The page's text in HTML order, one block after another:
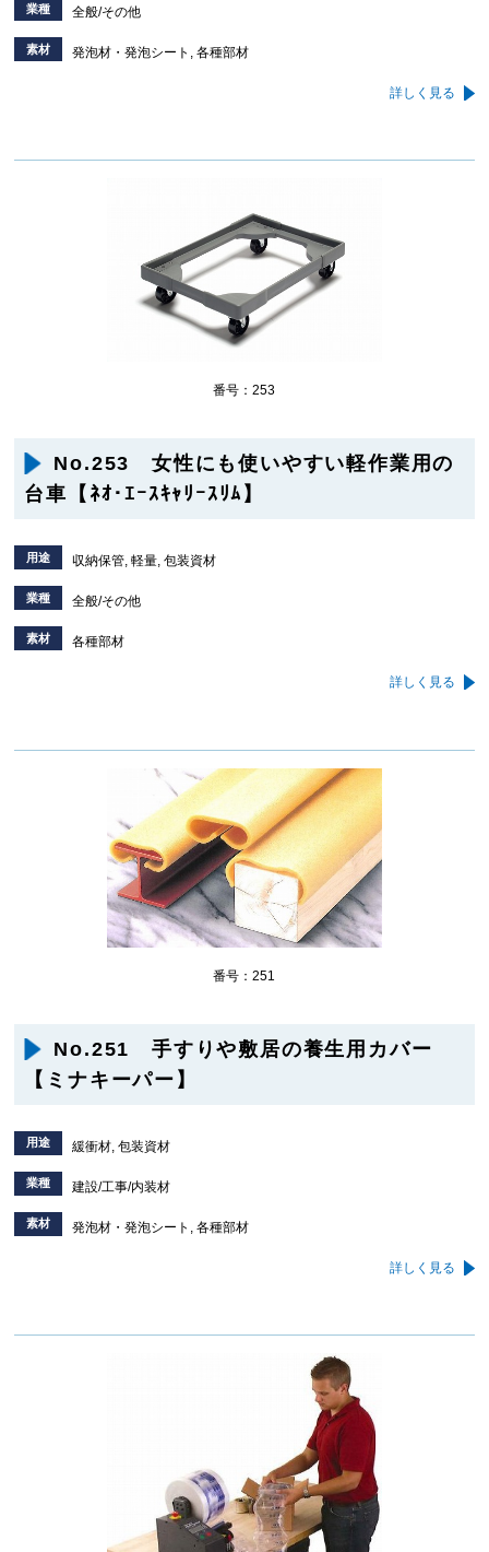
業種 全般/その他
素材 発泡材・発泡シート, 各種部材
詳しく見る
番号：253
No.253 女性にも使いやすい軽作業用の
台車【ﾈｵ･ｴｰｽｷｬﾘｰｽﾘﾑ】
用途 収納保管, 軽量, 包装資材
業種 全般/その他
素材 各種部材
詳しく見る
番号：251
No.251 手すりや敷居の養生用カバー
【ミナキーパー】
用途 緩衝材, 包装資材
業種 建設/工事/内装材
素材 発泡材・発泡シート, 各種部材
詳しく見る